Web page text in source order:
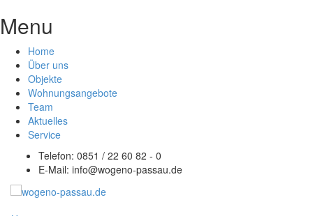
Menu
Home
Über uns
Objekte
Wohnungsangebote
Team
Aktuelles
Service
Telefon: 0851 / 22 60 82 - 0
E-Mail: info@wogeno-passau.de